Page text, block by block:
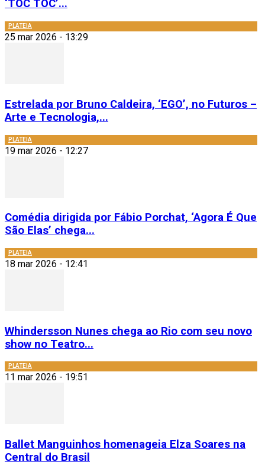
‘TOC TOC’...
PLATEIA
25 mar 2026 - 13:29
Estrelada por Bruno Caldeira, ‘EGO’, no Futuros –
Arte e Tecnologia,...
PLATEIA
19 mar 2026 - 12:27
Comédia dirigida por Fábio Porchat, ‘Agora É Que
São Elas’ chega...
PLATEIA
18 mar 2026 - 12:41
Whindersson Nunes chega ao Rio com seu novo
show no Teatro...
PLATEIA
11 mar 2026 - 19:51
Ballet Manguinhos homenageia Elza Soares na
Central do Brasil